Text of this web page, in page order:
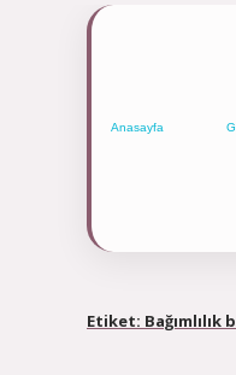
Anasayfa
Etiket: